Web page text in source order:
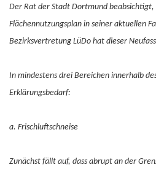
Der Rat der Stadt Dortmund
Flächennutzungsplan in seiner aktuellen
Bezirksvertretung LüDo hat dieser
In mindestens drei Bereichen innerhalb
Erklärungsbedarf:
a. Frischluftschneise
Zunächst fällt auf, dass abrupt an der